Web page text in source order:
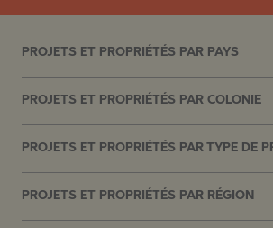
PROJETS ET PROPRIÉTÉS PAR PAYS
PROJETS ET PROPRIÉTÉS PAR COLONIE
PROJETS ET PROPRIÉTÉS PAR TYPE DE
PROJETS ET PROPRIÉTÉS PAR RÉGION